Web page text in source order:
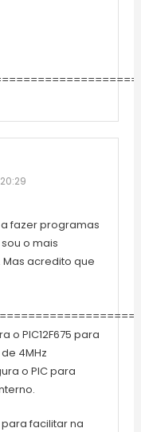
fazer programas
o mais
acredito que
o PIC12F675 para
4MHz
o PIC para
facilitar na